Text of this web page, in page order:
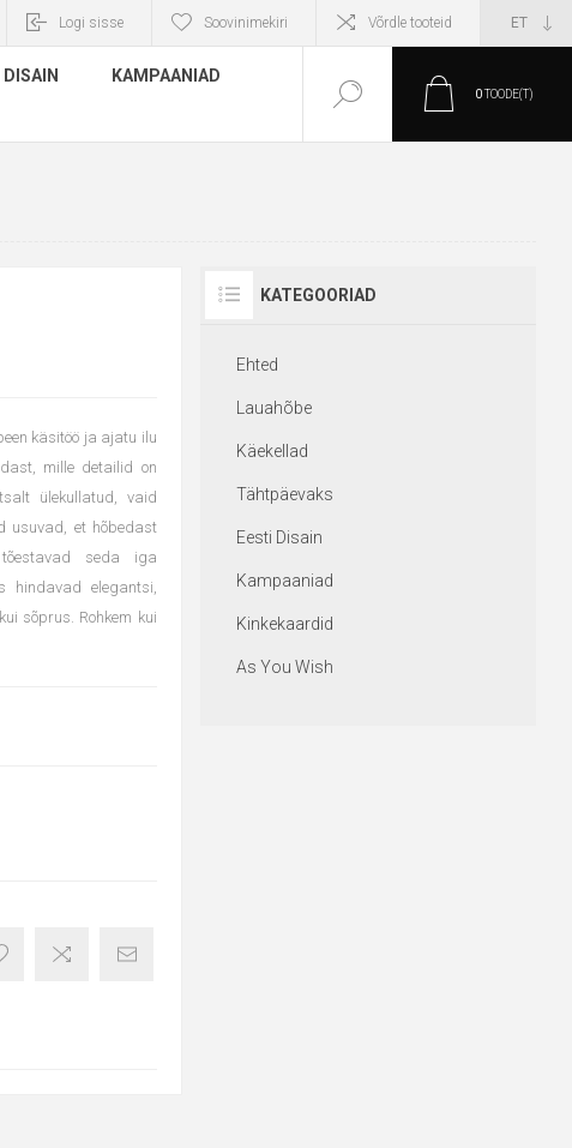
Logi sisse Soovinimekiri Võrdle tooteid
DISAIN
KAMPAANIAD
0TOODE(T)
käsitöö ja ajatu ilu
mille detailid on
ülekullatud, vaid
usuvad, et hõbedast
seda iga
hindavad elegantsi,
sõprus. Rohkem kui
KATEGOORIAD
Ehted
Lauahõbe
Käekellad
Tähtpäevaks
Eesti Disain
Kampaaniad
Kinkekaardid
As You Wish